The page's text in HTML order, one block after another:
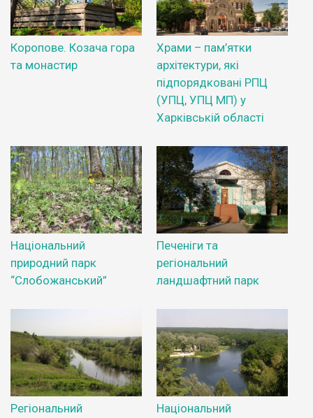
Коропове. Козача гора
та монастир
Храми – пам’ятки
архітектури, які
підпорядковані РПЦ
(УПЦ, УПЦ МП) у
Харківській області
Національний
природний парк
“Слобожанський”
Печеніги та
регіональний
ландшафтний парк
Регіональний
Національний